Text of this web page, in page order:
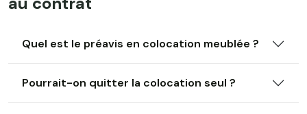
Quel est le préavis en colocation meublée ?
Pourrait-on quitter la colocation seul ?